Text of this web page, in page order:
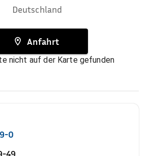
Deutschland
Anfahrt
nicht auf der Karte gefunden
0
49